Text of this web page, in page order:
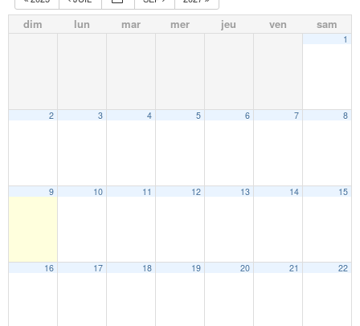
dim lun mar mer jeu ven sam
1
2 3 4 5 6 7 8
9 10 11 12 13 14 15
16 17 18 19 20 21 22